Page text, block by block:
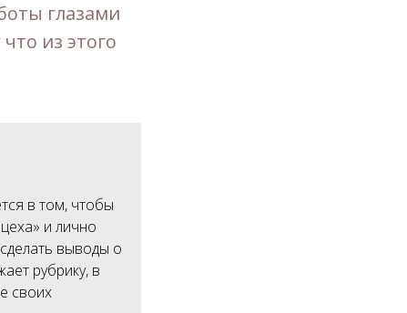
глазами
из этого
в том, чтобы
и лично
выводы о
рубрику, в
своих